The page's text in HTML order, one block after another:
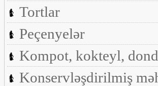
Tortlar
Peçenyelər
Kompot, kokteyl,
Konservləşdirilmiş